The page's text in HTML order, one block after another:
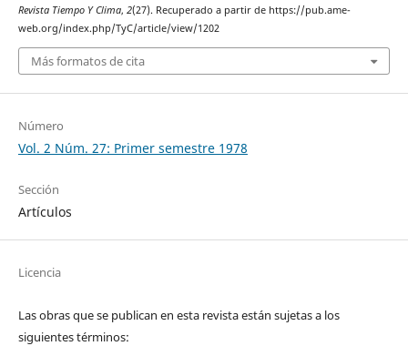
Revista Tiempo Y Clima, 2(27). Recuperado a partir de https://pub.ame-
web.org/index.php/TyC/article/view/1202
Más formatos de cita
Número
Vol. 2 Núm. 27: Primer semestre 1978
Sección
Artículos
Licencia
Las obras que se publican en esta revista están sujetas a los
siguientes términos: